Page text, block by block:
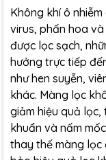
Không khí ô
virus, phấn hoa
được lọc sạch,
hưởng trực tiếp
như hen suyễn,
khác. Màng lọc
giảm hiệu quả
khuẩn và nấm
thay thế màng lọc